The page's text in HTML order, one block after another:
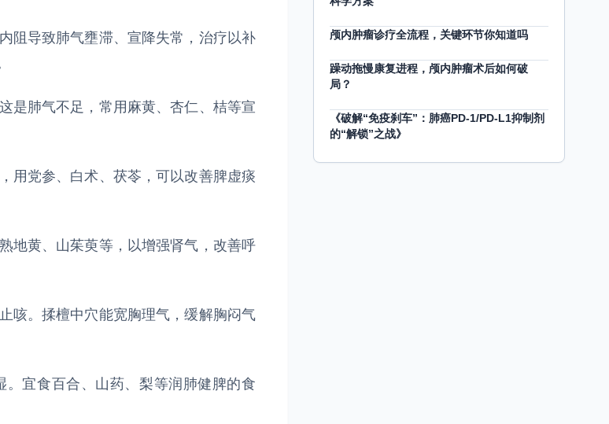
阻导致肺气壅滞、宣降失常，治疗以补
是肺气不足，常用麻黄、杏仁、桔等宣
用党参、白术、茯苓，可以改善脾虚痰
地黄、山茱萸等，以增强肾气，改善呼
咳。揉檀中穴能宽胸理气，缓解胸闷气
宜食百合、山药、梨等润肺健脾的食
颅内肿瘤诊疗全流程，关键环节你知道吗
躁动拖慢康复进程，颅内肿瘤术后如何破
局？
《破解“免疫刹车”：肺癌PD-1/PD-L1抑制剂
的“解锁”之战》